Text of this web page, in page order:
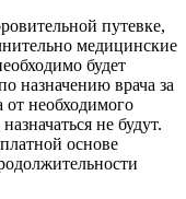
путевке,
медицинские
будет
назначению врача за
от необходимого
не будут.
основе